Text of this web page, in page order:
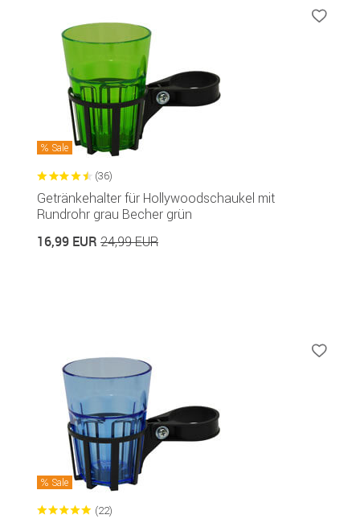
Sale
(36)
Getränkehalter für Hollywoodschaukel mit
Rundrohr grau Becher grün
16,99 EUR 24,99 EUR
Sale
(22)